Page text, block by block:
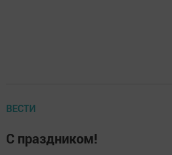
ВЕСТИ
С праздником!